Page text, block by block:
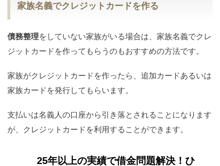
家族名義でクレジットカードを作る
債務整理をしていない家族がいる場合は、家族名義でクレ
ジットカードを作ってもらうのもおすすめの方法です。
家族がクレジットカードを作ったら、追加カードあるいは
家族カードを発行してもらいます。
支払いは名義人の口座から引き落とされることになります
が、クレジットカードを利用することができます。
25年以上の実績で借金問題解決！ひ